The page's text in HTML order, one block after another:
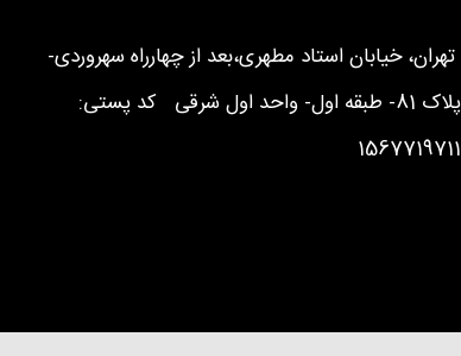
تهران، خیابان استاد مطهری،بعد از چهارراه سهروردی-
پلاک 81- طبقه اول- واحد اول شرقی کد پستی:
1567719711